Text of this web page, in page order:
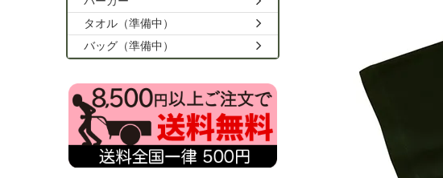
タオル（準備中）
バッグ（準備中）